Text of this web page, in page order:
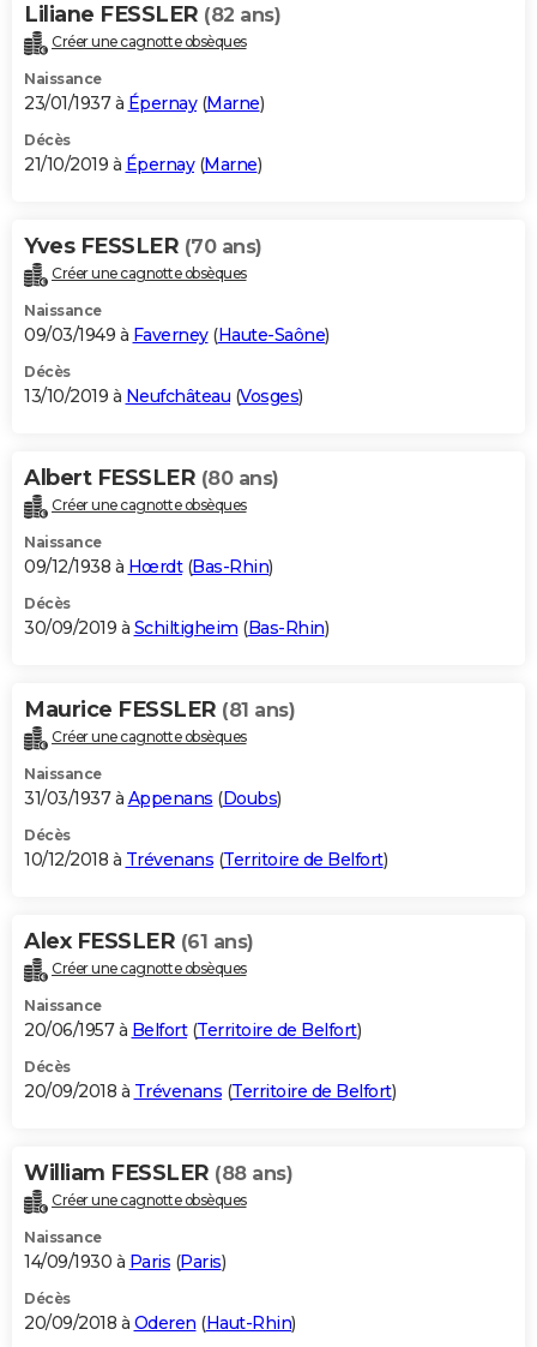
Liliane FESSLER (82 ans)
Créer une cagnotte obsèques
Naissance
23/01/1937 à Épernay(Marne)
Décès
21/10/2019 à Épernay(Marne)
Yves FESSLER (70 ans)
Créer une cagnotte obsèques
Naissance
09/03/1949 à Faverney(Haute-Saône)
Décès
13/10/2019 à Neufchâteau (Vosges)
Albert FESSLER (80 ans)
Créer une cagnotte obsèques
Naissance
09/12/1938 à Hœrdt(Bas-Rhin)
Décès
30/09/2019 à Schiltigheim (Bas-Rhin)
Maurice FESSLER (81 ans)
Créer une cagnotte obsèques
Naissance
31/03/1937 à Appenans (Doubs)
Décès
10/12/2018 à Trévenans (Territoire de Belfort)
Alex FESSLER (61 ans)
Créer une cagnotte obsèques
Naissance
20/06/1957 à Belfort(Territoire de Belfort)
Décès
20/09/2018 à Trévenans (Territoire de Belfort)
William FESSLER (88 ans)
Créer une cagnotte obsèques
Naissance
14/09/1930 à Paris (Paris)
Décès
20/09/2018 à Oderen (Haut-Rhin)